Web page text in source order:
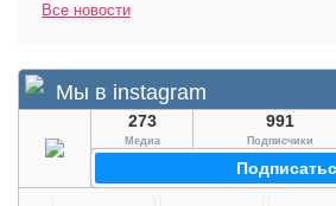
Все новости
Мы в instagram
273
Медиа
991
Подписчики